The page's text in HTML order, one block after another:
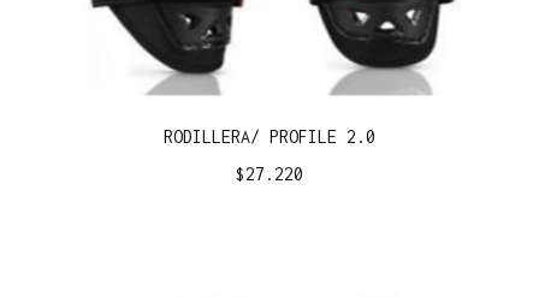
RODILLERA/ PROFILE 2.0
$27.220